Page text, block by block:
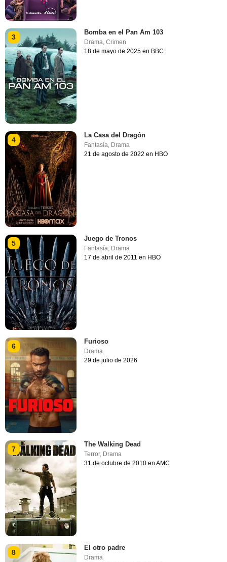
3
Bomba en el Pan Am 103
Drama,Crimen
18 de mayo de 2025 en BBC
4
La Casa del Dragón
Fantasía, Drama
21 de agosto de 2022 en HBO
5
Juego de Tronos
Fantasía Drama
17 de abril de 2011 en HBO
6
Furioso
Drama
29 de julio de 2026
7
The Walking Dead
Terror, Drama
31 de octubre de 2010 en AMC
8
El otro padre
Drama